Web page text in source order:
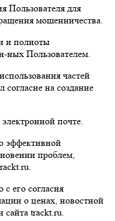
Пользователя для
мошенничества.
и полноты
ных Пользователем.
частей
согласие на создание
почте.
эффективной
проблем,
его согласия
о ценах, новостной
trackt.ru.